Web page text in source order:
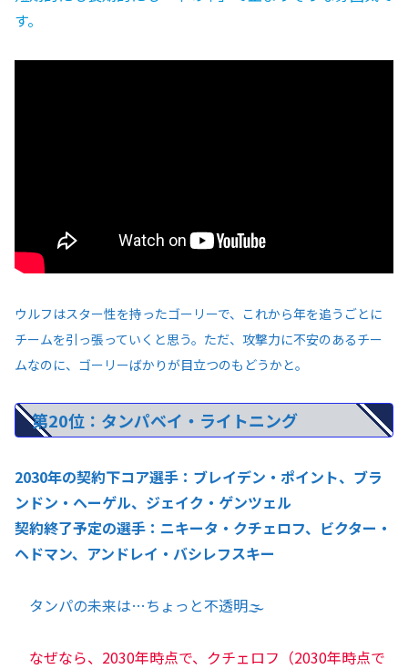
す。
ウルフはスター性を持ったゴーリーで、これから年を追うごとに
チームを引っ張っていくと思う。ただ、攻撃力に不安のあるチー
ムなのに、ゴーリーばかりが目立つのもどうかと。
第20位：タンパベイ・ライトニング
2030年の契約下コア選手：ブレイデン・ポイント、ブラ
ンドン・ヘーゲル、ジェイク・ゲンツェル
契約終了予定の選手：ニキータ・クチェロフ、ビクター・
ヘドマン、アンドレイ・バシレフスキー
タンパの未来は…ちょっと不透明🌫️
なぜなら、2030年時点で、クチェロフ（2030年時点で